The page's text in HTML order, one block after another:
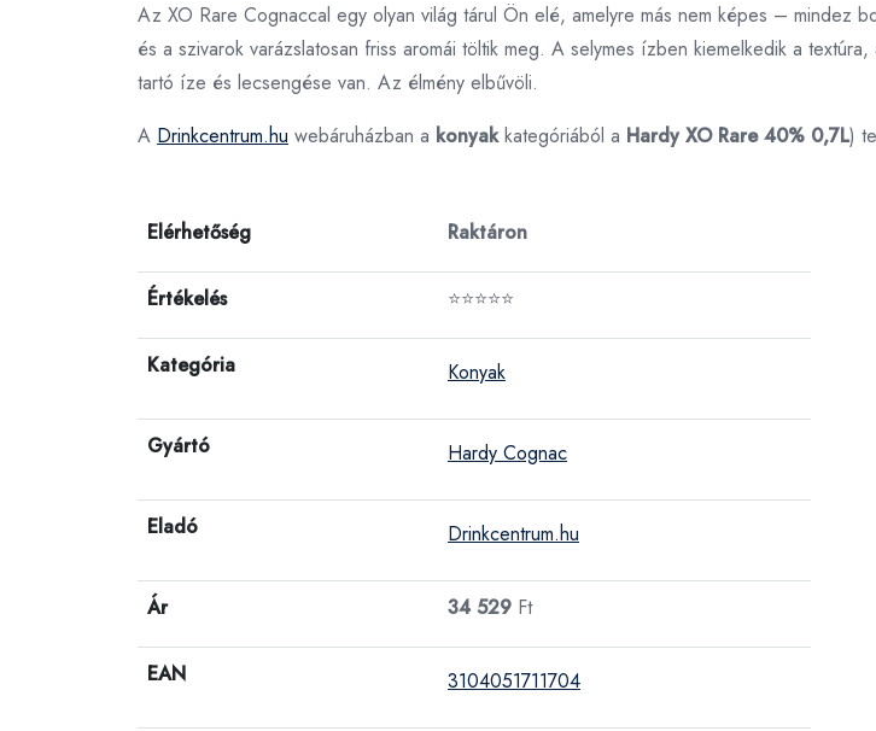
Az XO Rare Cognaccal egy olyan világ tárul Ön elé, amelyre más nem képes – mindez
és a szivarok varázslatosan friss aromái töltik meg. A selymes ízben kiemelkedik a
tartó íze és lecsengése van. Az élmény elbűvöli.
A Drinkcentrum.hu webáruházban a konyakkategóriából a Hardy XO Rare 40% 0,7L)
Elérhetőség Raktáron
Értékelés ⭐⭐⭐⭐⭐
Kategória Konyak
Gyártó Hardy Cognac
Eladó Drinkcentrum.hu
Ár 34 529 Ft
EAN 3104051711704